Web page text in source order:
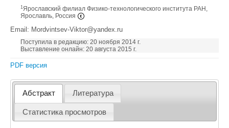
1 Ярославский филиал Физико-технологического института РАН,
Ярославль, Россия
Email: Mordvintsev-Viktor@yandex.ru
Поступила в редакцию: 20 ноября 2014 г.
Выставление онлайн: 20 августа 2015 г.
PDF версия
Абстракт Литература
Статистика просмотров